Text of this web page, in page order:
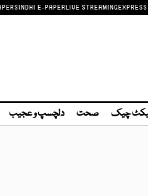
SINDHI E-PAPERLIVE STREAMING
چیک صحت دلچسپ و عجیب